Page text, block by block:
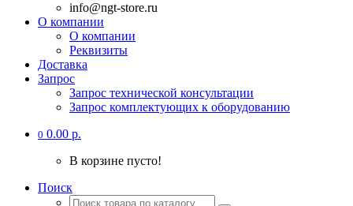
info@ngt-store.ru
О компании
О компании
Реквизиты
Доставка
Запрос
Запрос технической консультации
Запрос комплектующих к оборудованию
0 0.00 р.
В корзине пусто!
Поиск